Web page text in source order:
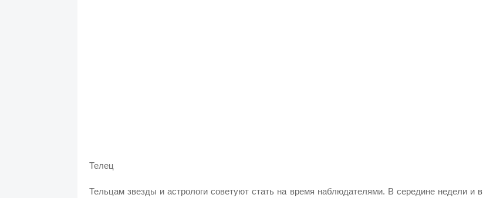
Телец
Тельцам звезды и астрологи советуют стать на время наблюдателями. В середине недели и в